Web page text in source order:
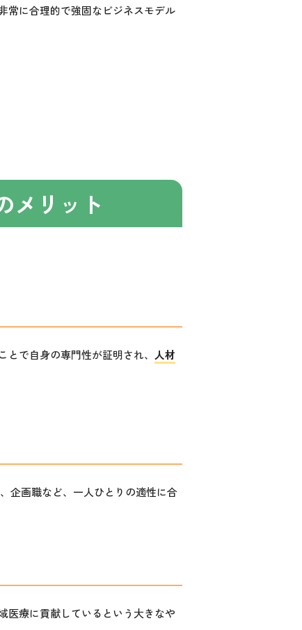
常に合理的で強固なビジネスモデル
メリット
で自身の専門性が証明され、 人材
企画職など、一人ひとりの適性に合
医療に貢献しているという大きなや